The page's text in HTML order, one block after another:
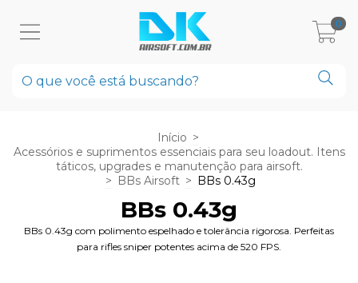
0
Início >
Acessórios e suprimentos essenciais para seu loadout. Itens
táticos, upgrades e manutenção para airsoft.
> BBs Airsoft > BBs 0.43g
BBs 0.43g
BBs 0.43g com polimento espelhado e tolerância rigorosa. Perfeitas
para rifles sniper potentes acima de 520 FPS.